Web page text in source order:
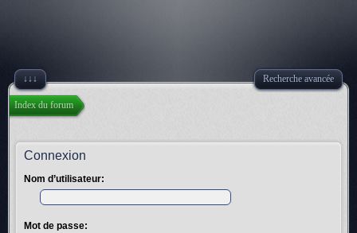
↓↓↓ Recherche avancée
Index du forum
Connexion
Nom d’utilisateur:
Mot de passe: